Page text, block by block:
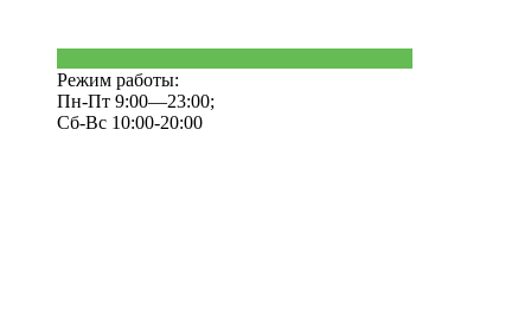
Режим работы:
Пн-Пт 9:00—23:00;
Сб-Вс 10:00-20:00